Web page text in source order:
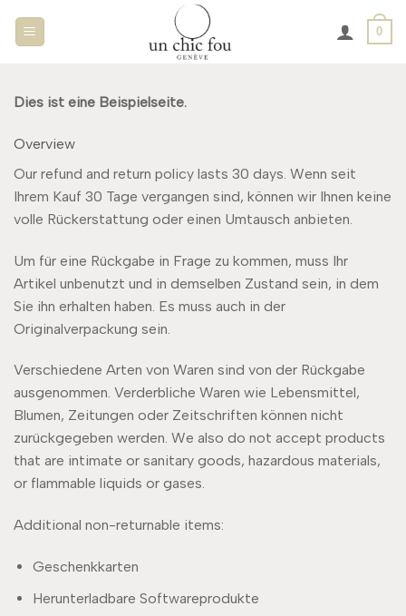
0
Dies ist eine Beispielseite.
Overview
Our refund and return policy lasts 30 days. Wenn seit
Ihrem Kauf 30 Tage vergangen sind, können wir Ihnen keine
volle Rückerstattung oder einen Umtausch anbieten.
Um für eine Rückgabe in Frage zu kommen, muss Ihr
Artikel unbenutzt und in demselben Zustand sein, in dem
Sie ihn erhalten haben. Es muss auch in der
Originalverpackung sein.
Verschiedene Arten von Waren sind von der Rückgabe
ausgenommen. Verderbliche Waren wie Lebensmittel,
Blumen, Zeitungen oder Zeitschriften können nicht
zurückgegeben werden. We also do not accept products
that are intimate or sanitary goods, hazardous materials,
or flammable liquids or gases.
Additional non-returnable items:
Geschenkkarten
Herunterladbare Softwareprodukte